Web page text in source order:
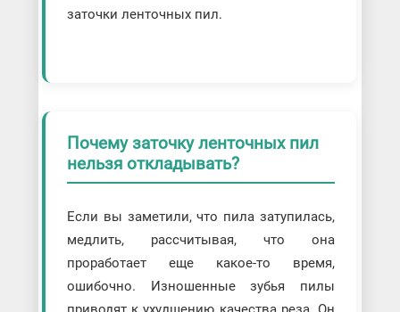
заточки ленточных пил.
Почему заточку ленточных пил
нельзя откладывать?
Если вы заметили, что пила затупилась,
медлить, рассчитывая, что она
проработает еще какое-то время,
ошибочно. Изношенные зубья пилы